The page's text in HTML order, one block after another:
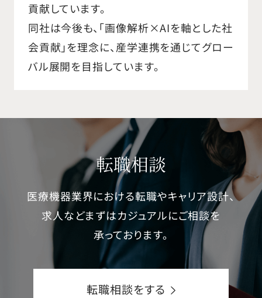
貢献しています。
同社は今後も、「画像解析×AIを軸とした社
会貢献」を理念に、産学連携を通じてグロー
バル展開を目指しています。
転職相談
医療機器業界における転職やキャリア設計、
求人などまずはカジュアルにご相談を
承っております。
転職相談をする